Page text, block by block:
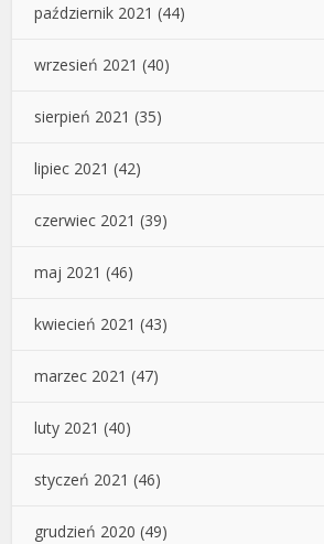
październik 2021 (44)
wrzesień 2021 (40)
sierpień 2021 (35)
lipiec 2021 (42)
czerwiec 2021 (39)
maj 2021 (46)
kwiecień 2021 (43)
marzec 2021 (47)
luty 2021 (40)
styczeń 2021 (46)
grudzień 2020 (49)